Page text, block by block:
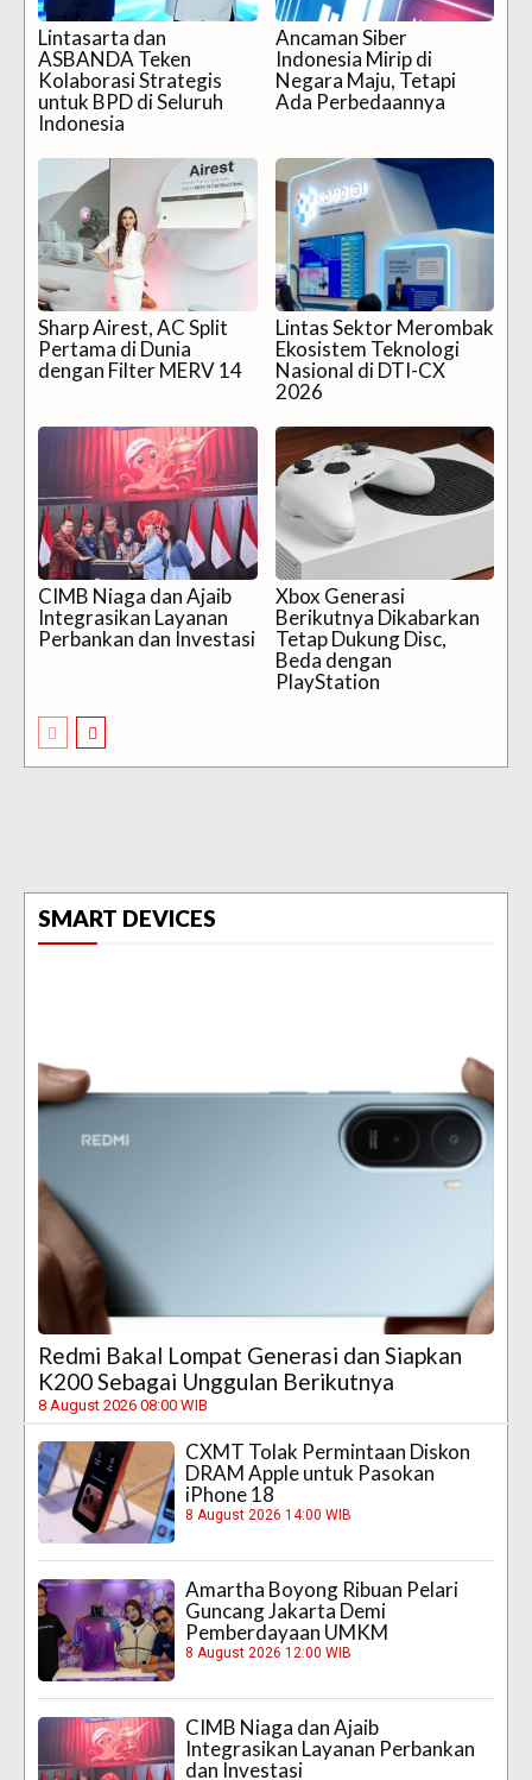
Lintasarta dan
ASBANDA Teken
Kolaborasi Strategis
untuk BPD di Seluruh
Indonesia
Ancaman Siber
Indonesia Mirip di
Negara Maju, Tetapi
Ada Perbedaannya
Sharp Airest, AC Split
Pertama di Dunia
dengan Filter MERV 14
Lintas Sektor Merombak
Ekosistem Teknologi
Nasional di DTI-CX
2026
CIMB Niaga dan Ajaib
Integrasikan Layanan
Perbankan dan Investasi
Xbox Generasi
Berikutnya Dikabarkan
Tetap Dukung Disc,
Beda dengan
PlayStation
SMART DEVICES
Redmi Bakal Lompat Generasi dan Siapkan
K200 Sebagai Unggulan Berikutnya
8 August 2026 08:00 WIB
CXMT Tolak Permintaan Diskon
DRAM Apple untuk Pasokan
iPhone 18
8 August 2026 14:00 WIB
Amartha Boyong Ribuan Pelari
Guncang Jakarta Demi
Pemberdayaan UMKM
8 August 2026 12:00 WIB
CIMB Niaga dan Ajaib
Integrasikan Layanan Perbankan
dan Investasi